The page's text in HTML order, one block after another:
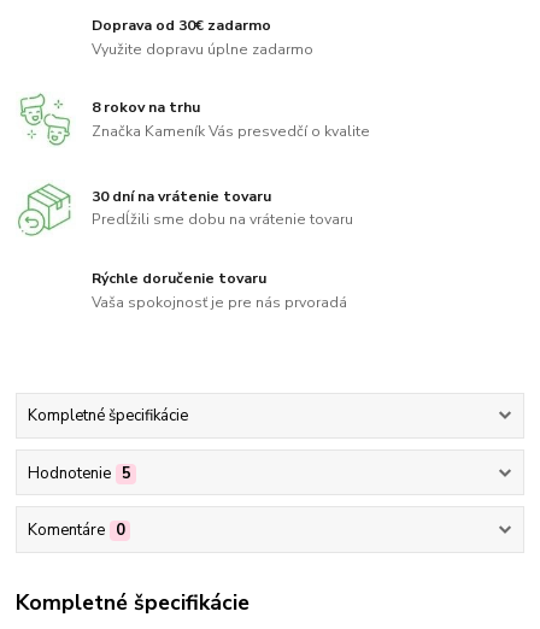
Doprava od 30€ zadarmo
Využite dopravu úplne zadarmo
8 rokov na trhu
Značka Kameník Vás presvedčí o kvalite
30 dní na vrátenie tovaru
Predĺžili sme dobu na vrátenie tovaru
Rýchle doručenie tovaru
Vaša spokojnosť je pre nás prvoradá
Kompletné špecifikácie
Hodnotenie 5
Komentáre 0
Kompletné špecifikácie